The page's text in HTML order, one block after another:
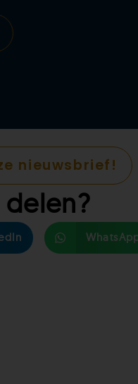
nieuwsbrief!